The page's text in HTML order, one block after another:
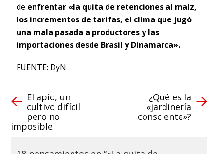
de enfrentar «la quita de retenciones al maíz,
los incrementos de tarifas, el clima que jugó
una mala pasada a productores y las
importaciones desde Brasil y Dinamarca».
FUENTE: DyN
El apio, un
cultivo difícil
pero no
imposible
¿Qué es la
«jardinería
consciente»?